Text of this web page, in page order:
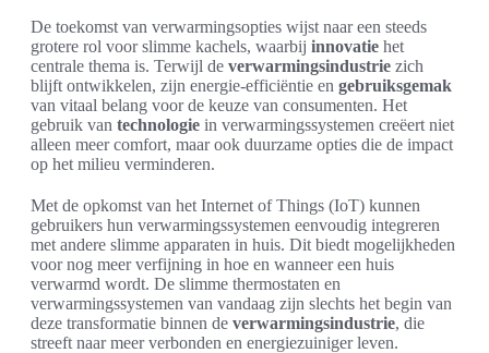
De toekomst van verwarmingsopties wijst naar een steeds
grotere rol voor slimme kachels, waarbij innovatie het
centrale thema is. Terwijl de verwarmingsindustrie zich
blijft ontwikkelen, zijn energie-efficiëntie en gebruiksgemak
van vitaal belang voor de keuze van consumenten. Het
gebruik van technologie in verwarmingssystemen creëert niet
alleen meer comfort, maar ook duurzame opties die de impact
op het milieu verminderen.
Met de opkomst van het Internet of Things (IoT) kunnen
gebruikers hun verwarmingssystemen eenvoudig integreren
met andere slimme apparaten in huis. Dit biedt mogelijkheden
voor nog meer verfijning in hoe en wanneer een huis
verwarmd wordt. De slimme thermostaten en
verwarmingssystemen van vandaag zijn slechts het begin van
deze transformatie binnen de verwarmingsindustrie, die
streeft naar meer verbonden en energiezuiniger leven.